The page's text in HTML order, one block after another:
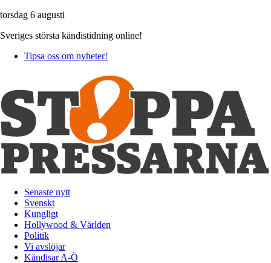
torsdag 6 augusti
Sveriges största kändistidning online!
Tipsa oss om nyheter!
Senaste nytt
Svenskt
Kungligt
Hollywood & Världen
Politik
Vi avslöjar
Kändisar A-Ö